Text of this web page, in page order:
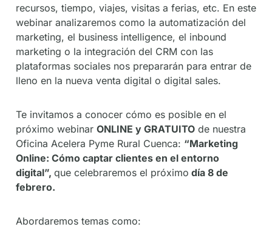
recursos, tiempo, viajes, visitas a ferias, etc. En este
webinar analizaremos como la automatización del
marketing, el business intelligence, el inbound
marketing o la integración del CRM con las
plataformas sociales nos prepararán para entrar de
lleno en la nueva venta digital o digital sales.
Te invitamos a conocer cómo es posible en el
próximo webinar ONLINE y GRATUITO de nuestra
Oficina Acelera Pyme Rural Cuenca: “Marketing
Online: Cómo captar clientes en el entorno
digital”, que celebraremos el próximo día 8 de
febrero.
Abordaremos temas como: